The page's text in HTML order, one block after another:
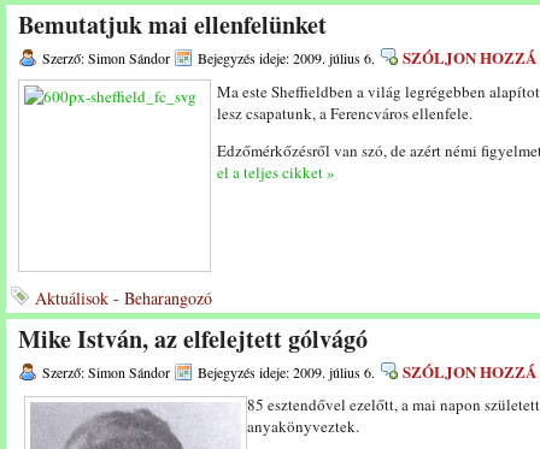
Bemutatjuk mai ellenfelünket
Szerző: Simon Sándor Bejegyzés ideje: 2009. július 6. SZÓLJON HOZZÁ
Ma este Sheffieldben a világ legrégebben
lesz csapatunk, a Ferencváros ellenfele.
Edzőmérkőzésről van szó, de azért némi
el a teljes cikket »
Aktuálisok - Beharangozó
Mike István, az elfelejtett gólvágó
Szerző: Simon Sándor Bejegyzés ideje: 2009. július 6. SZÓLJON HOZZÁ
85 esztendővel ezelőtt, a mai napon
anyakönyveztek.